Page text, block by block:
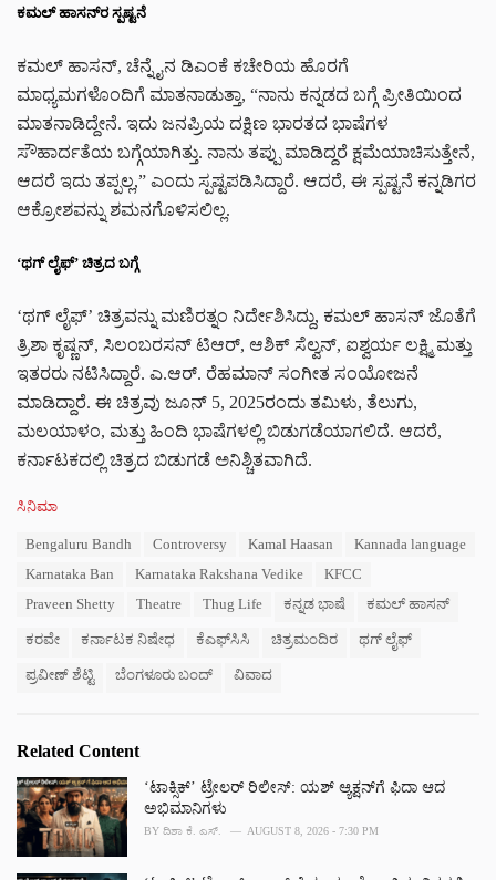
ಕಮಲ್ ಹಾಸನ್‌ರ ಸ್ಪಷ್ಟನೆ
ಕಮಲ್ ಹಾಸನ್, ಚೆನ್ನೈನ ಡಿಎಂಕೆ ಕಚೇರಿಯ ಹೊರಗೆ
ಮಾಧ್ಯಮಗಳೊಂದಿಗೆ ಮಾತನಾಡುತ್ತಾ, “ನಾನು ಕನ್ನಡದ ಬಗ್ಗೆ ಪ್ರೀತಿಯಿಂದ
ಮಾತನಾಡಿದ್ದೇನೆ. ಇದು ಜನಪ್ರಿಯ ದಕ್ಷಿಣ ಭಾರತದ ಭಾಷೆಗಳ
ಸೌಹಾರ್ದತೆಯ ಬಗ್ಗೆಯಾಗಿತ್ತು. ನಾನು ತಪ್ಪು ಮಾಡಿದ್ದರೆ ಕ್ಷಮೆಯಾಚಿಸುತ್ತೇನೆ,
ಆದರೆ ಇದು ತಪ್ಪಲ್ಲ,” ಎಂದು ಸ್ಪಷ್ಟಪಡಿಸಿದ್ದಾರೆ. ಆದರೆ, ಈ ಸ್ಪಷ್ಟನೆ ಕನ್ನಡಿಗರ
ಆಕ್ರೋಶವನ್ನು ಶಮನಗೊಳಿಸಲಿಲ್ಲ.
‘ಥಗ್ ಲೈಫ್’ ಚಿತ್ರದ ಬಗ್ಗೆ
‘ಥಗ್ ಲೈಫ್’ ಚಿತ್ರವನ್ನು ಮಣಿರತ್ನಂ ನಿರ್ದೇಶಿಸಿದ್ದು, ಕಮಲ್ ಹಾಸನ್ ಜೊತೆಗೆ
ತ್ರಿಶಾ ಕೃಷ್ಣನ್, ಸಿಲಂಬರಸನ್ ಟಿಆರ್, ಆಶಿಕ್ ಸೆಲ್ವನ್, ಐಶ್ವರ್ಯ ಲಕ್ಷ್ಮಿ ಮತ್ತು
ಇತರರು ನಟಿಸಿದ್ದಾರೆ. ಎ.ಆರ್. ರೆಹಮಾನ್ ಸಂಗೀತ ಸಂಯೋಜನೆ
ಮಾಡಿದ್ದಾರೆ. ಈ ಚಿತ್ರವು ಜೂನ್ 5, 2025ರಂದು ತಮಿಳು, ತೆಲುಗು,
ಮಲಯಾಳಂ, ಮತ್ತು ಹಿಂದಿ ಭಾಷೆಗಳಲ್ಲಿ ಬಿಡುಗಡೆಯಾಗಲಿದೆ. ಆದರೆ,
ಕರ್ನಾಟಕದಲ್ಲಿ ಚಿತ್ರದ ಬಿಡುಗಡೆ ಅನಿಶ್ಚಿತವಾಗಿದೆ.
C
ಸಿನಿಮಾ
Bengaluru Bandh Controversy Kamal Haasan
Kannada language
Karnataka Ban
Karnataka Rakshana Vedike
KFCC
Praveen Shetty
Theatre Thug Life ಕನ್ನಡ ಭಾಷೆ ಕಮಲ್ ಹಾಸನ್
ಕರವೇ ಕರ್ನಾಟಕ ನಿಷೇಧ ಕೆಎಫ್‌ಸಿಸಿ ಚಿತ್ರಮಂದಿರ ಥಗ್ ಲೈಫ್
ಪ್ರವೀಣ್ ಶೆಟ್ಟಿ ಬೆಂಗಳೂರು ಬಂದ್ ವಿವಾದ
Related Content
‘ಟಾಕ್ಸಿಕ್’ ಟ್ರೇಲರ್ ರಿಲೀಸ್: ಯಶ್‌ ಆ್ಯಕ್ಷನ್‌ಗೆ ಫಿದಾ ಆದ
ಅಭಿಮಾನಿಗಳು
BY ದಿಶಾ ಕೆ. ಎಸ್. AUGUST 8, 2026 - 7:30 PM